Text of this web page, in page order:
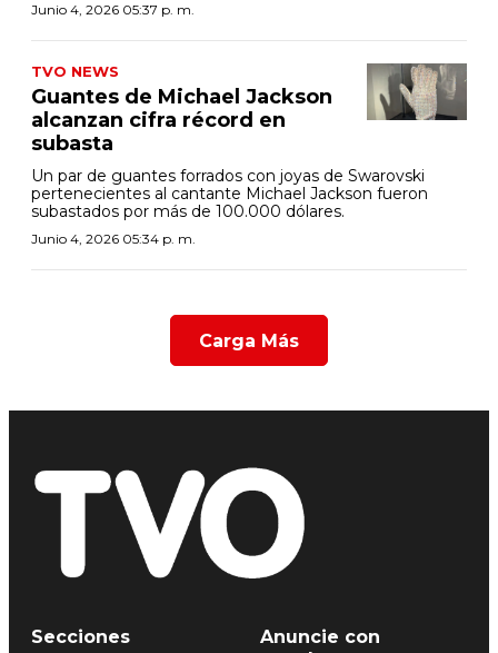
Junio 4, 2026 05:37 p. m.
TVO NEWS
Guantes de Michael Jackson
alcanzan cifra récord en
subasta
Un par de guantes forrados con joyas de Swarovski
pertenecientes al cantante Michael Jackson fueron
subastados por más de 100.000 dólares.
Junio 4, 2026 05:34 p. m.
Carga Más
Secciones
Anuncie con